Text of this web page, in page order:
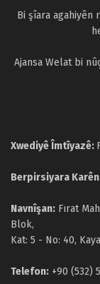
Bi şîara agahiyên
Ajansa Welat bi
Xwediyê Îmtîyazê:
Berpirsiyara
Navnîşan: Fırat
Blok,
Kat: 5 - No: 40,
Telefon: +90 (532)